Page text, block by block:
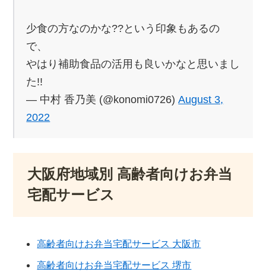
少食の方なのかな??という印象もあるの
で、
やはり補助食品の活用も良いかなと思いまし
た!!
— 中村 香乃美 (@konomi0726)August 3,
2022
大阪府地域別 高齢者向けお弁当
宅配サービス
高齢者向けお弁当宅配サービス 大阪市
高齢者向けお弁当宅配サービス 堺市